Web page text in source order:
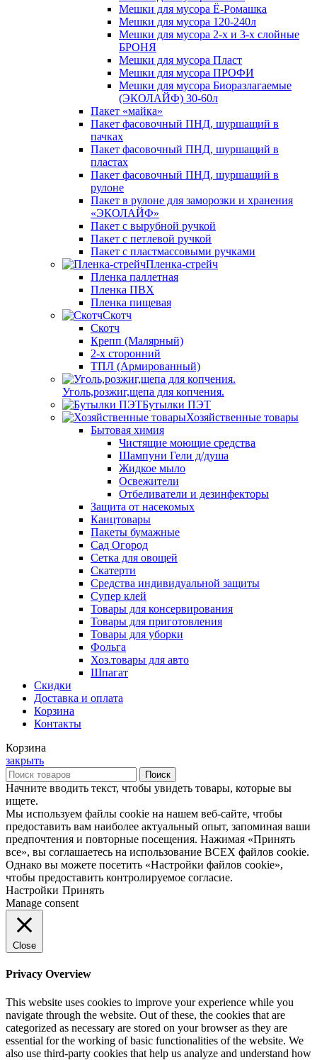
Мешки для мусора Ё-Ромашка
Мешки для мусора 120-240л
Мешки для мусора 2-х и 3-х слойные
БРОНЯ
Мешки для мусора Пласт
Мешки для мусора ПРОФИ
Мешки для мусора Биоразлагаемые
(ЭКОЛАЙФ) 30-60л
Пакет «майка»
Пакет фасовочный ПНД, шуршащий в
пачках
Пакет фасовочный ПНД, шуршащий в
пластах
Пакет фасовочный ПНД, шуршащий в
рулоне
Пакет в рулоне для заморозки и хранения
«ЭКОЛАЙФ»
Пакет с вырубной ручкой
Пакет с петлевой ручкой
Пакет с пластмассовыми ручками
Пленка-стрейч
Пленка паллетная
Пленка ПВХ
Пленка пищевая
Скотч
Скотч
Крепп (Малярный)
2-х сторонний
ТПЛ (Армированный)
Уголь,розжиг,щепа для копчения.
Бутылки ПЭТ
Хозяйственные товары
Бытовая химия
Чистящие моющие средства
Шампуни Гели д/душа
Жидкое мыло
Освежители
Отбеливатели и дезинфекторы
Защита от насекомых
Канцтовары
Пакеты бумажные
Сад Огород
Сетка для овощей
Скатерти
Средства индивидуальной защиты
Супер клей
Товары для консервирования
Товары для приготовления
Товары для уборки
Фольга
Хоз.товары для авто
Шпагат
Скидки
Доставка и оплата
Корзина
Контакты
Корзина
закрыть
Поиск
Начните вводить текст, чтобы увидеть товары, которые вы
ищете.
Мы используем файлы cookie на нашем веб-сайте, чтобы
предоставить вам наиболее актуальный опыт, запоминая ваши
предпочтения и повторные посещения. Нажимая «Принять
все», вы соглашаетесь на использование ВСЕХ файлов cookie.
Однако вы можете посетить «Настройки файлов cookie»,
чтобы предоставить контролируемое согласие.
Настройки Принять
Manage consent
Close
Privacy Overview
This website uses cookies to improve your experience while you
navigate through the website. Out of these, the cookies that are
categorized as necessary are stored on your browser as they are
essential for the working of basic functionalities of the website. We
also use third-party cookies that help us analyze and understand how